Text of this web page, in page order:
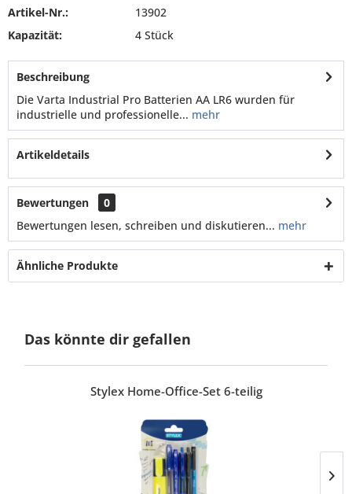
Artikel-Nr.:
13902
Kapazität:
4 Stück
Beschreibung
Die Varta Industrial Pro Batterien AA LR6 wurden für
industrielle und professionelle... mehr
Artikeldetails
Bewertungen
0
Bewertungen lesen, schreiben und diskutieren... mehr
Ähnliche Produkte
Das könnte dir gefallen
Stylex Home-Office-Set 6-teilig